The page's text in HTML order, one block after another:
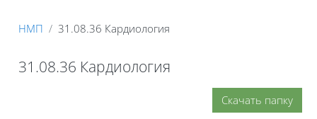
НМП 31.08.36 Кардиология
31.08.36 Кардиология
Скачать папку